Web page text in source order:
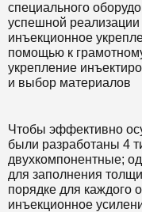
специального
успешной реализации
инъекционное
помощью к
укрепление
и выбор материалов
Чтобы эффективно
были разработаны 4
двухкомпонентные;
для заполнения
порядке для каждого
инъекционное